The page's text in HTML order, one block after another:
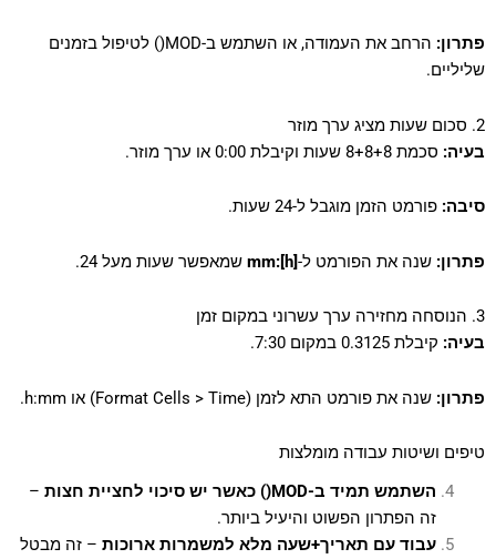
פתרון:
הרחב את העמודה, או השתמש ב-MOD() לטיפול בזמנים
שליליים.
2. סכום שעות מציג ערך מוזר
בעיה: סכמת 8+8+8 שעות וקיבלת 0:00 או ערך מוזר.
סיבה: פורמט הזמן מוגבל ל-24 שעות.
פתרון: שנה את הפורמט ל-[h]:mm שמאפשר שעות מעל 24.
3. הנוסחה מחזירה ערך עשרוני במקום זמן
בעיה: קיבלת 0.3125 במקום 7:30.
פתרון: שנה את פורמט התא לזמן (Format Cells > Time) או h:mm.
טיפים ושיטות עבודה מומלצות
השתמש תמיד ב-MOD() כאשר יש סיכוי לחציית חצות
–
זה הפתרון הפשוט והיעיל ביותר.
עבוד עם תאריך+שעה מלא למשמרות ארוכות– זה מבטל